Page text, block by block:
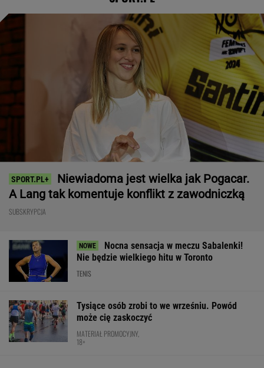
Niewiadoma jest wielka jak Pogacar.
A Lang tak komentuje konflikt z zawodniczką
SUBSKRYPCJA
Nocna sensacja w meczu Sabalenki!
Nie będzie wielkiego hitu w Toronto
TENIS
Tysiące osób zrobi to we wrześniu. Powód
może cię zaskoczyć
MATERIAŁ PROMOCYJNY,
18+